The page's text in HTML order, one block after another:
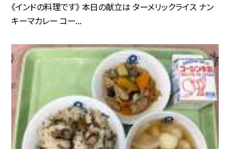
《インドの料理です》 本日の献立は ターメリックライス ナン
キーマカレー コー...